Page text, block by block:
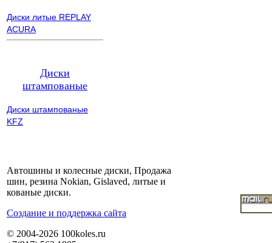
Диски литые REPLAY
ACURA
Диски
штампованые
Диски штампованые
KFZ
Автошины и колесные диски, Продажа
шин, резина Nokian, Gislaved, литые и
кованые диски.
Cоздание и поддержка сайта
© 2004-2026 100koles.ru